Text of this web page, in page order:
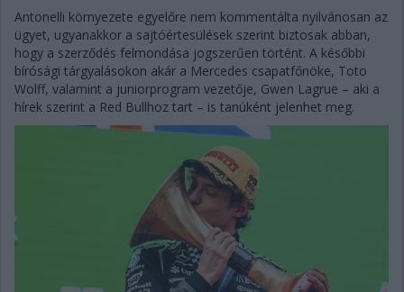
Antonelli környezete egyelőre nem kommentálta nyilvánosan az
ügyet, ugyanakkor a sajtóértesülések szerint biztosak abban,
hogy a szerződés felmondása jogszerűen történt. A későbbi
bírósági tárgyalásokon akár a Mercedes csapatfőnöke, Toto
Wolff, valamint a juniorprogram vezetője, Gwen Lagrue – aki a
hírek szerint a Red Bullhoz tart – is tanúként jelenhet meg.